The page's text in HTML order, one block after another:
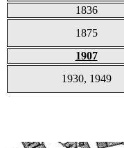
1836
1875
1907
1930, 1949